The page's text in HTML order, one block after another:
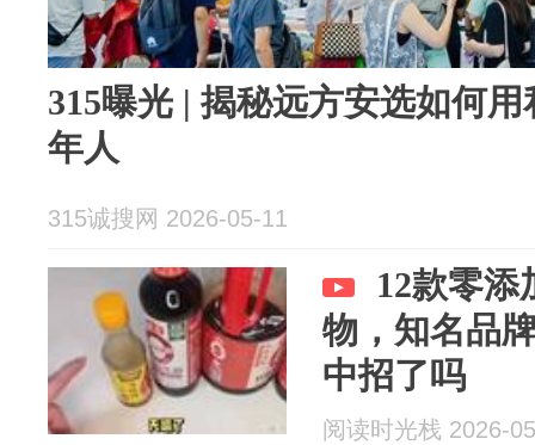
315曝光 | 揭秘远方安选如何
年人
315诚搜网 2026-05-11
12款零添
物，知名品
中招了吗
阅读时光栈 2026-